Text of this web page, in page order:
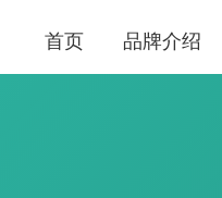
首页 品牌介绍